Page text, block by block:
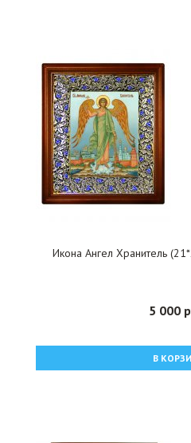
Икона Ангел Хранитель
5 000
В